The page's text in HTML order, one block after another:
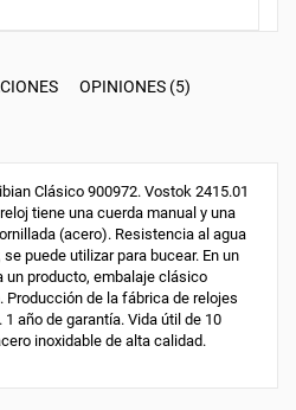
OPINIONES (5)
Clásico 900972. Vostok 2415.01
tiene una cuerda manual y una
(acero). Resistencia al agua
puede utilizar para bucear. En un
un producto, embalaje clásico
Producción de la fábrica de relojes
año de garantía. Vida útil de 10
inoxidable de alta calidad.